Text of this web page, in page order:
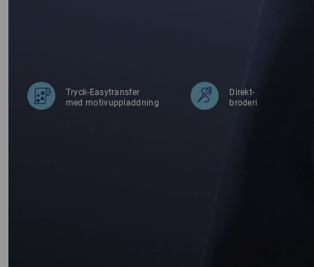
Tryck-Easytransfer
med motivuppladdning
Direkt-
broderi